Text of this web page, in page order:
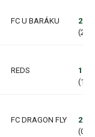
FC U BARÁKU
2:6
(2:3,
REDS
1:1
(1:0,
FC DRAGON FLY
2:1
(0:0,